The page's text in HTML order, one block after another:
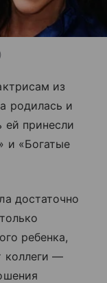
из
родилась и
ей принесли
и «Богатые
достаточно
ребенка,
коллеги —